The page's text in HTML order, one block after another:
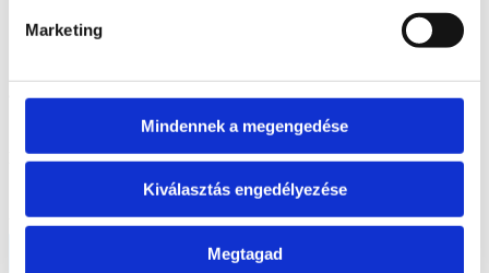
Marketing
Mindennek a megengedése
Kiválasztás engedélyezése
Megtagad
Ásvány lámpa
ajándék22 Idősebbeknek39
Szépségápolás
Rendezés
Legdrágább előre
Véletlenszerű termékek
Terméknév
Csak az akciós termékek